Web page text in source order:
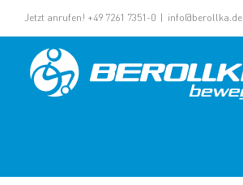
Jetzt anrufen! +49 7261 7351-0 | info@berollka.de